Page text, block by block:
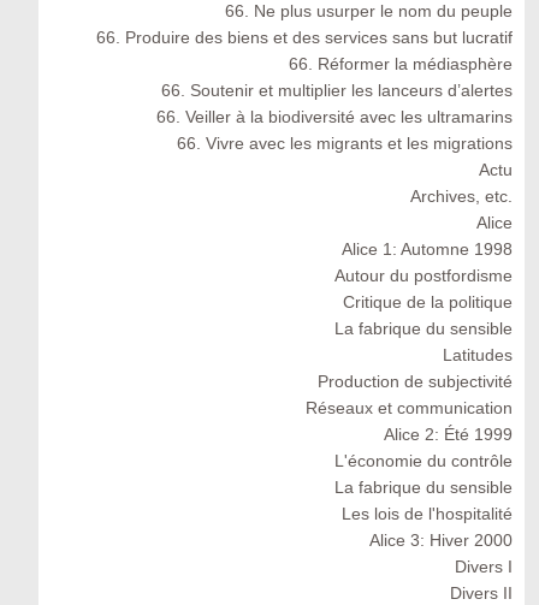
66. Ne plus usurper le nom du peuple
66. Produire des biens et des services sans but lucratif
66. Réformer la médiasphère
66. Soutenir et multiplier les lanceurs d’alertes
66. Veiller à la biodiversité avec les ultramarins
66. Vivre avec les migrants et les migrations
Actu
Archives, etc.
Alice
Alice 1: Automne 1998
Autour du postfordisme
Critique de la politique
La fabrique du sensible
Latitudes
Production de subjectivité
Réseaux et communication
Alice 2: Été 1999
L'économie du contrôle
La fabrique du sensible
Les lois de l'hospitalité
Alice 3: Hiver 2000
Divers I
Divers II